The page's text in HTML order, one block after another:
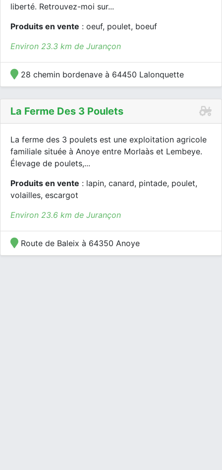
liberté. Retrouvez-moi sur...
Produits en vente : oeuf, poulet, boeuf
Environ 23.3 km de Jurançon
28 chemin bordenave à 64450 Lalonquette
La Ferme Des 3 Poulets
La ferme des 3 poulets est une exploitation agricole
familiale située à Anoye entre Morlaàs et Lembeye.
Élevage de poulets,...
Produits en vente : lapin, canard, pintade, poulet,
volailles, escargot
Environ 23.6 km de Jurançon
Route de Baleix à 64350 Anoye